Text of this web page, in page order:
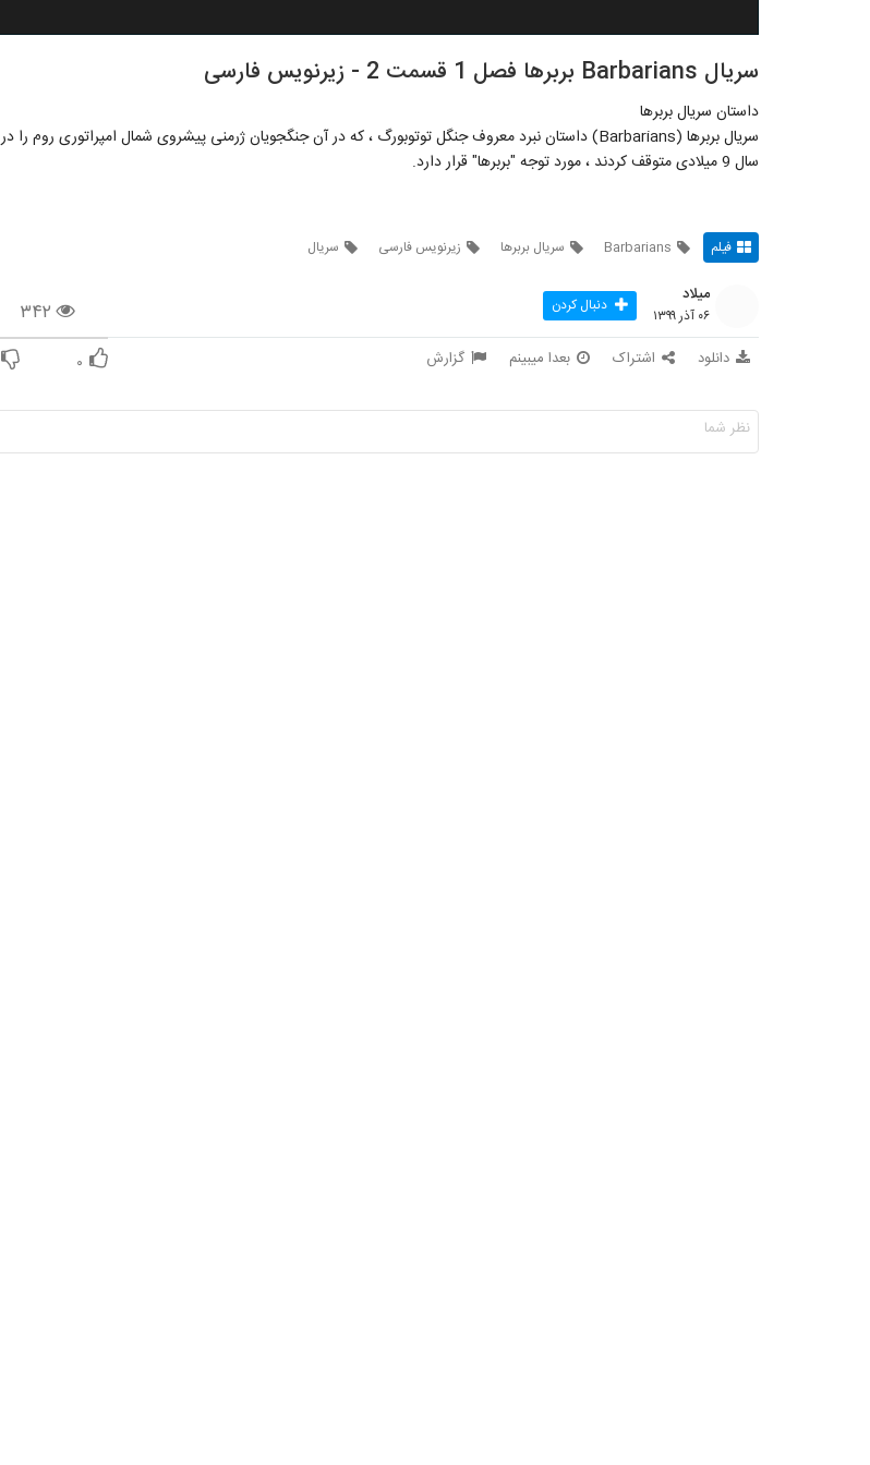
سریال Barbarians بربرها فصل 1 قسمت 2 - زیرنویس فارسی
داستان سریال بربرها
سریال بربرها (Barbarians) داستان نبرد معروف جنگل توتوبورگ ، که در آن جنگجویان ژرمنی پیشروی شمال امپراتوری روم را در
سال 9 میلادی متوقف کردند ، مورد توجه "بربرها" قرار دارد.
فیلم Barbarians سریال بربرها زیرنویس فارسی سریال
۳۴۲
میلاد
۰۶ آذر ۱۳۹۹ دنبال کردن
دانلود اشتراک بعدا میبینم گزارش ۰